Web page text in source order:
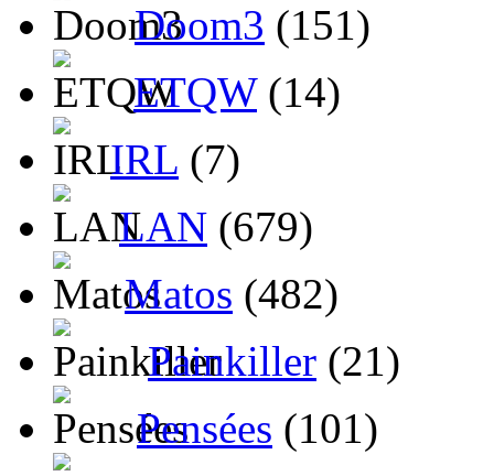
Doom3 (151)
ETQW(14)
IRL (7)
LAN (679)
Matos (482)
Painkiller (21)
Pensées (101)